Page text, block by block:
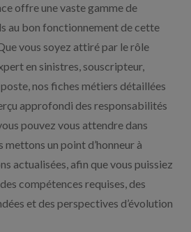
offre une vaste gamme de
au bon fonctionnement de cette
vous soyez attiré par le rôle
en sinistres, souscripteur,
nos fiches métiers détaillées
approfondi des responsabilités
pouvez vous attendre dans
mettons un point d’honneur à
actualisées, afin que vous puissiez
compétences requises, des
et des perspectives d’évolution